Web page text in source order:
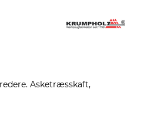
Asketræsskaft,